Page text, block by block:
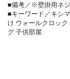
■備考／※壁掛用ネジ
■キーワード／キシ
け ウォールクロッ
グ 子供部屋